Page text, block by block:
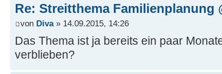
Re: Streitthema Familienplanung
von Diva» 14.09.2015, 14:26
Das Thema ist ja bereits ein paar
verblieben?